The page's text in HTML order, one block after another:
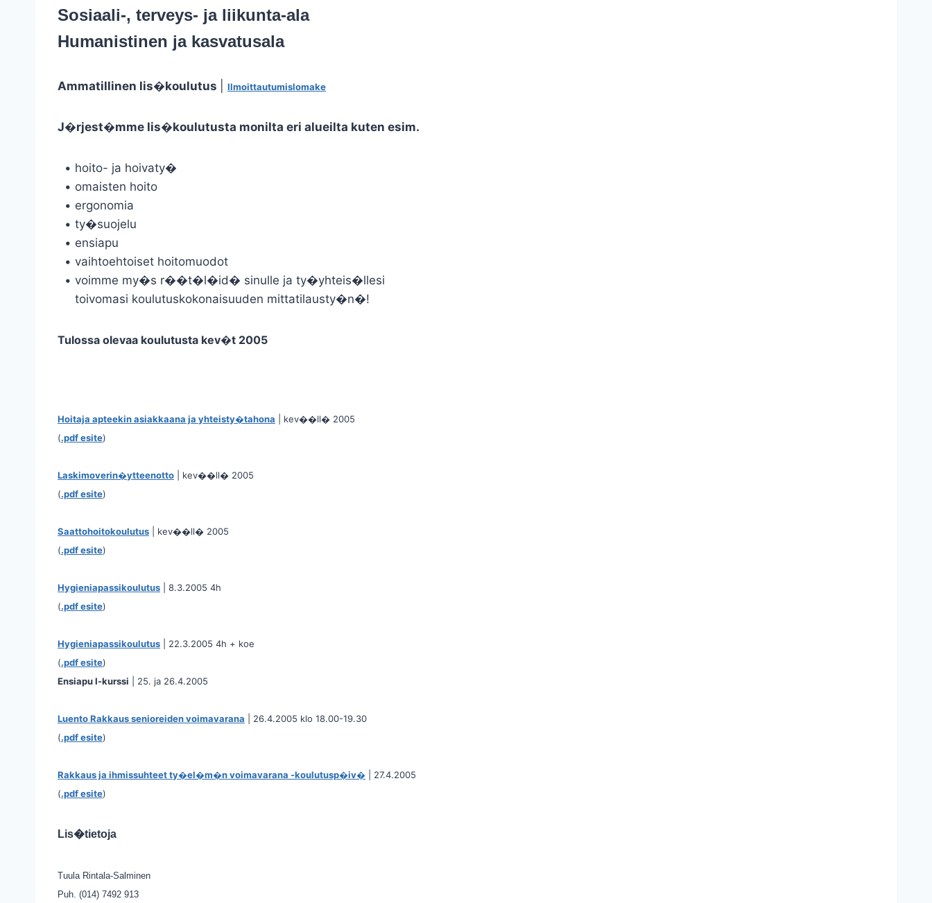
Sosiaali-, terveys- ja liikunta-ala
Humanistinen ja kasvatusala
Ammatillinen lis�koulutus Ilmoittautumislomake
J�rjest�mme lis�koulutusta monilta eri alueilta kuten esim.
• hoito- ja hoivaty�
• omaisten hoito
• ergonomia
• ty�suojelu
• ensiapu
• vaihtoehtoiset hoitomuodot
• voimme my�s r��t�l�id� sinulle ja ty�yhteis�llesi
toivomasi koulutuskokonaisuuden mittatilausty�n�!
Tulossa olevaa koulutusta kev�t 2005
Hoitaja apteekin asiakkaana ja yhteisty�tahona | kev��ll� 2005
(.pdf esite)
Laskimoverin�ytteenotto | kev��ll� 2005
(.pdf esite)
Saattohoitokoulutus | kev��ll� 2005
(.pdf esite)
Hygieniapassikoulutus | 8.3.2005 4h
(.pdf esite)
Hygieniapassikoulutus | 22.3.2005 4h + koe
(.pdf esite)
Ensiapu I-kurssi | 25. ja 26.4.2005
Luento Rakkaus senioreiden voimavarana | 26.4.2005 klo 18.00-19.30
(.pdf esite)
Rakkaus ja ihmissuhteet ty�el�m�n voimavarana -koulutusp�iv� | 27.4.2005
(.pdf esite)
Lis�tietoja
Tuula Rintala-Salminen
Puh. (014) 7492 913